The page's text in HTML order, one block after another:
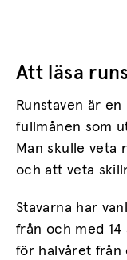
Att läsa
Runstaven är
fullmånen som
Man skulle veta
och att veta
Stavarna har
från och med 14
för halvåret från